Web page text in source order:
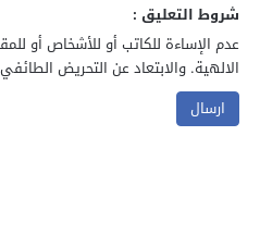
شروط التعليق :
عدم الإساءة للكاتب أو للأشخاص أو
الالهية. والابتعاد عن التحريض